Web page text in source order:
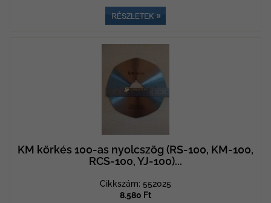
KM körkés 100-as nyolcszög (RS-100, KM-100,
RCS-100, YJ-100)...
Cikkszám: 552025
8.580 Ft